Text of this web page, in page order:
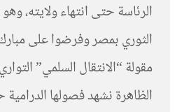
الرئاسة حتى انتهاء ولايته،
الثوري بمصر وفرضوا على
مقولة “الانتقال السلمي”
الظاهرة نشهد فصولها